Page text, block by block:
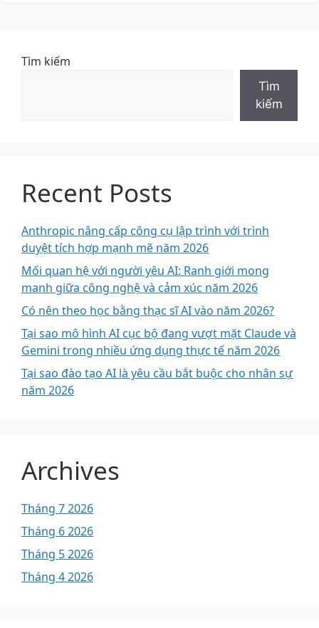
Tìm kiếm
Tìm
kiếm
Recent Posts
Anthropic nâng cấp công cụ lập trình với trình
duyệt tích hợp mạnh mẽ năm 2026
Mối quan hệ với người yêu AI: Ranh giới mong
manh giữa công nghệ và cảm xúc năm 2026
Có nên theo học bằng thạc sĩ AI vào năm 2026?
Tại sao mô hình AI cục bộ đang vượt mặt Claude và
Gemini trong nhiều ứng dụng thực tế năm 2026
Tại sao đào tạo AI là yêu cầu bắt buộc cho nhân sự
năm 2026
Archives
Tháng 7 2026
Tháng 6 2026
Tháng 5 2026
Tháng 4 2026